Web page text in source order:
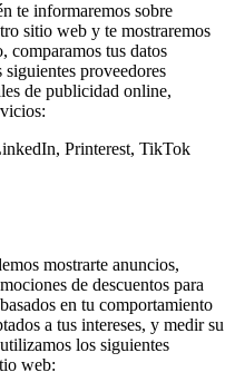
te informaremos sobre
sitio web y te mostraremos
comparamos tus datos
proveedores
de publicidad online,
Printerest, TikTok
mostrarte anuncios,
de descuentos para
en tu comportamiento
a tus intereses, y medir su
los siguientes
web: